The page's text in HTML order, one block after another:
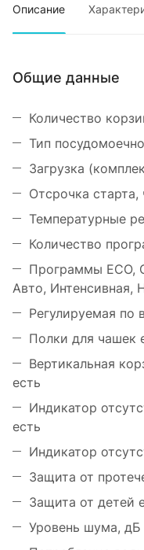
Описание
Общие данные
Количество
Тип
Загрузка
Отсрочка старта,
Температурные
Количество
Программы ECO,
Авто, Интенсивная,
Регулируемая по
Полки для чашек
Вертикальная
есть
Индикатор
есть
Индикатор
Защита от
Защита от детей
Уровень шума, дБ